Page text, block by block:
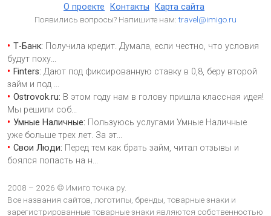
О проекте Контакты Карта сайта
Появились вопросы? Напишите нам:travel@imigo.ru
Т-Банк: Получила кредит. Думала, если честно, что условия
будут поху...
Finters: Дают под фиксированную ставку в 0,8, беру второй
займ и под ...
Ostrovok.ru: В этом году нам в голову пришла классная идея!
Мы решили соб...
Умные Наличные: Пользуюсь услугами Умные Наличные
уже больше трех лет. За эт...
Свои Люди: Перед тем как брать займ, читал отзывы и
боялся попасть на н...
2008 – 2026 © Имиго точка ру.
Все названия сайтов, логотипы, бренды, товарные знаки и
зарегистрированные товарные знаки являются собственностью